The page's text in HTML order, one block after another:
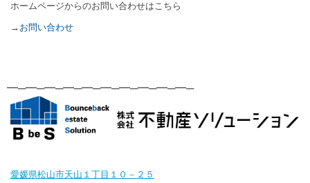
ホームページからのお問い合わせはこちら
→ お問い合わせ
━─━─━─━─━─━─━─━─━─━─
愛媛県松山市天山１丁目１０－２５